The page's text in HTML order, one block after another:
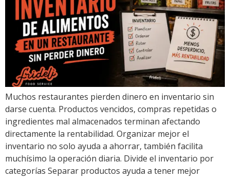
Muchos restaurantes pierden dinero en inventario sin
darse cuenta. Productos vencidos, compras repetidas o
ingredientes mal almacenados terminan afectando
directamente la rentabilidad. Organizar mejor el
inventario no solo ayuda a ahorrar, también facilita
muchísimo la operación diaria. Divide el inventario por
categorías Separar productos ayuda a tener mejor